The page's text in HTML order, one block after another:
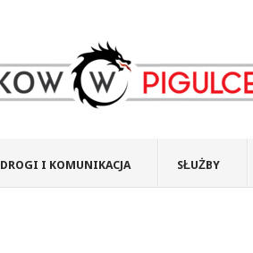
DROGI I KOMUNIKACJA SŁUŻBY